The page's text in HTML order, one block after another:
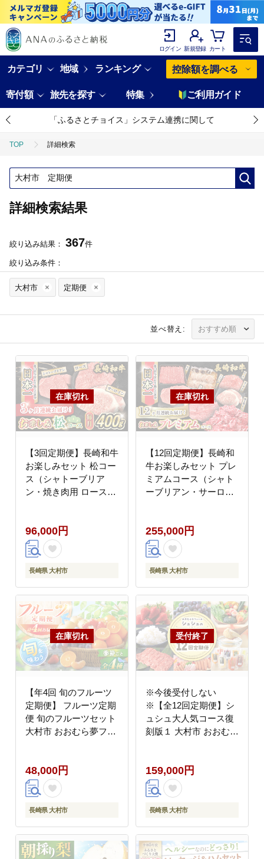
ログイン 新規登録 カート
カテゴリ 地域 ランキング 控除額を調べる
寄付額 旅先を探す 特集 ご利用ガイド
「ふるさとチョイス」システム連携に関して
TOP 詳細検索
詳細検索結果
絞り込み結果： 367件
絞り込み条件：
大村市 定期便
並べ替え:
【3回定期便】長崎和牛
お楽しみセット 松コー
ス（シャトーブリア
ン・焼き肉用 ロース・
牛 ステーキ 希少部位/
大村市 かとりストアー
[ACAN063]
96,000円
長崎県 大村市
【12回定期便】長崎和
牛お楽しみセット プレ
ミアムコース（シャト
ーブリアン・サーロイ
ビ・ロース・モモ・切
り落とし） / 牛肉 ハン
バーグ はんばーぐ おか
ず 惣菜 小分け やきに
切り落し/大村市 かとり
ストアー [ACAN068]
255,000円
長崎県 大村市
【年4回 旬のフルーツ
定期便】 フルーツ定期
便 旬のフルーツセット
大村市 おおむら夢ファ
ちご 苺 ぶどう 梨 なし
みかん ミカン ブドウ
ナシ イチゴ 果物 フル
ーツ 春フルーツ 夏フル
ーツ 産地直送
[ACAA494]
48,000円
長崎県 大村市
※今後受付しない
※【全12回定期便】シ
ュシュ大人気コース復
刻版１ 大村市 おおむら
159,000円
長崎県 大村市